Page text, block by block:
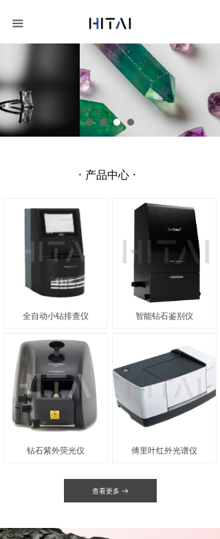
끀
关于我们
产品中心
新闻动态
联系我们
· 产品中心·
全自动小钻排查仪 智能钻石鉴别仪
钻石紫外荧光仪 傅里叶红外光谱仪
查看更多 뀠